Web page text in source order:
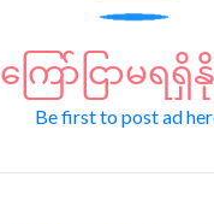
ကြော်ငြာမရရှိနို
Be first to post ad